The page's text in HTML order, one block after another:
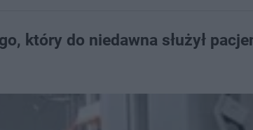
który do niedawna służył